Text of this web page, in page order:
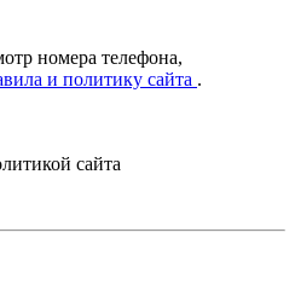
номера телефона,
и политику сайта .
сайта